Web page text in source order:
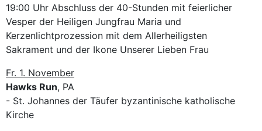
19:00 Uhr Abschluss der 40-Stunden mit feierlicher
Vesper der Heiligen Jungfrau Maria und
Kerzenlichtprozession mit dem Allerheiligsten
Sakrament und der Ikone Unserer Lieben Frau
Fr. 1. November
Hawks Run, PA
- St. Johannes der Täufer byzantinische katholische
Kirche